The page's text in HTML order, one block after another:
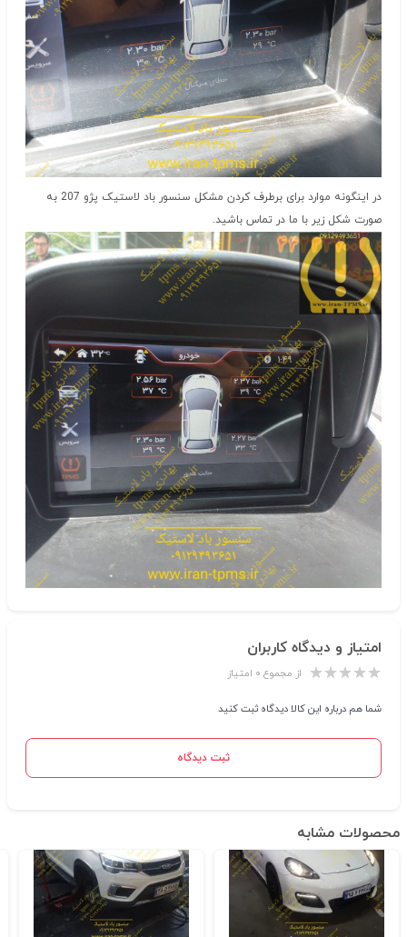
در اینگونه موارد برای برطرف کردن مشکل سنسور باد لاستیک پژو 207 به
صورت شکل زیر با ما در تماس باشید.
امتیاز و دیدگاه کاربران
از مجموع ۰ امتیاز
شما هم درباره این کالا دیدگاه ثبت کنید
ثبت دیدگاه
محصولات مشابه